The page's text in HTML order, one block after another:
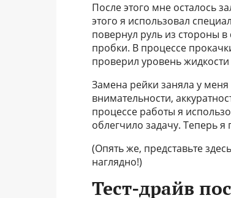
После этого мне осталось
этого я использовал
повернул руль из стороны
пробки. В процессе
проверил уровень
Замена рейки заняла у
внимательности,
процессе работы я
облегчило задачу. Теперь я
(Опять же, представьте
наглядно!)
Тест-драйв